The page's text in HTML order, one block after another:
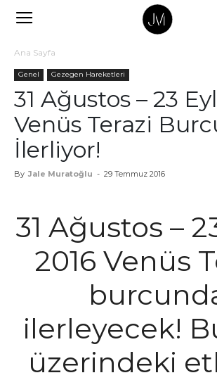
Ana Sayfa
Genel Gezegen Hareketleri
31 Ağustos – 23
Venüs Terazi
İlerliyor!
By Jale Muratoğlu - 29 Temmuz 2016
31 Ağustos –
2016 Venüs
ilerleyecek!
üzerindeki